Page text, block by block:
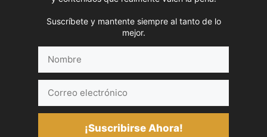
Suscríbete y mantente siempre al tanto de lo
mejor.
electrónico
¡Suscribirse Ahora!